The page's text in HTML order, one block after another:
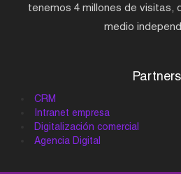
tenemos 4 millones de visitas,
medio
Partners
CRM
Intranet empresa
Digitalización comercial
Agencia Digital